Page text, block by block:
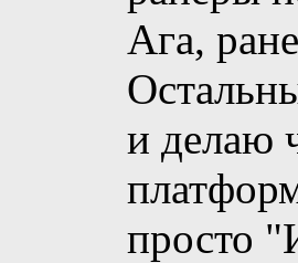
Ага,
и делаю
просто